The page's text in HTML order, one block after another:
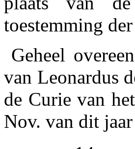
toestemming
Geheel
van Leonardus
de Curie van
Nov. van dit